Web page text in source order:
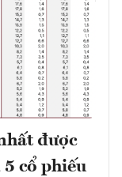
được
cổ phiếu